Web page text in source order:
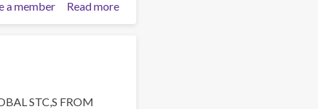
Read more
Entrevista
a member
STC,S FROM